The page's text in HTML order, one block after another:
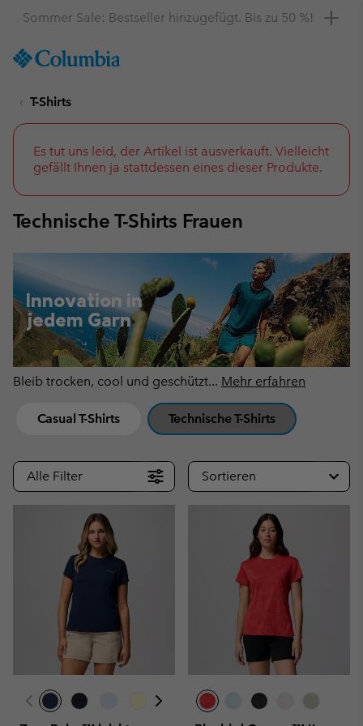
TO
SKIP
NAV
SKIP
TO
SEARCH
Hol dir einen 10 %-Gutschein
T-Shirts
Es tut uns leid, der Artikel ist ausverkauft. Vielleicht
gefällt Ihnen ja stattdessen eines dieser Produkte.
Technische T-Shirts Frauen
Innovation in
jedem Garn
Bleib trocken, cool und geschützt... Mehr erfahren
Casual T-Shirts Technische T-Shirts
Alle Filter Sortieren